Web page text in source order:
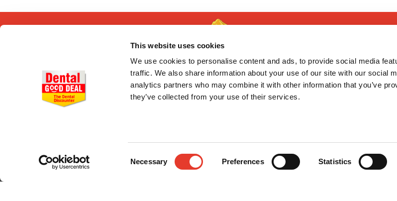
This website uses cookies
We use cookies to personalise content and ads, to provide social media
traffic. We also share information about your use of our site with our social
analytics partners who may combine it with other information that you’ve
they’ve collected from your use of their services.
Necessary Preferences Statistics
Gastos de envío
He leído y
privacidad